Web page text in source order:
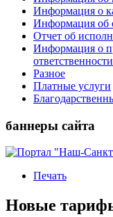
Информация о
Информация об
Отчет об
Информация о
ответственности
Разное
Платные услуги
баннеры сайта
Печать
Новые